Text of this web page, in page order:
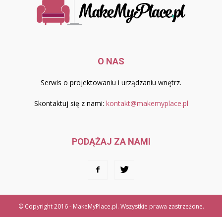
O NAS
Serwis o projektowaniu i urządzaniu wnętrz.
Skontaktuj się z nami: kontakt@makemyplace.pl
PODĄŻAJ ZA NAMI
© Copyright 2016 - MakeMyPlace.pl. Wszystkie prawa zastrzeżone.